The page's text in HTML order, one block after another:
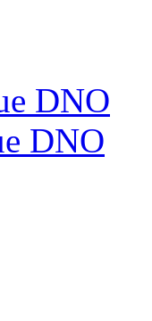
DNO
DNO